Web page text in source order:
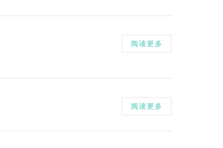
阅读更多
阅读更多